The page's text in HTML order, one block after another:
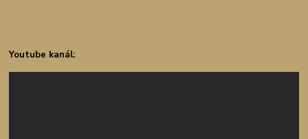
Youtube kanál: